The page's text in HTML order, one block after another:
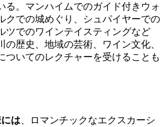
る。マンハイムでのガイド付きウォ
クでの城めぐり、シュパイヤーでの
ツでのワインテイスティングなど
の歴史、地域の芸術、ワイン文化、
ついてのレクチャーを受けることも
は 、ロマンチックなエクスカーシ